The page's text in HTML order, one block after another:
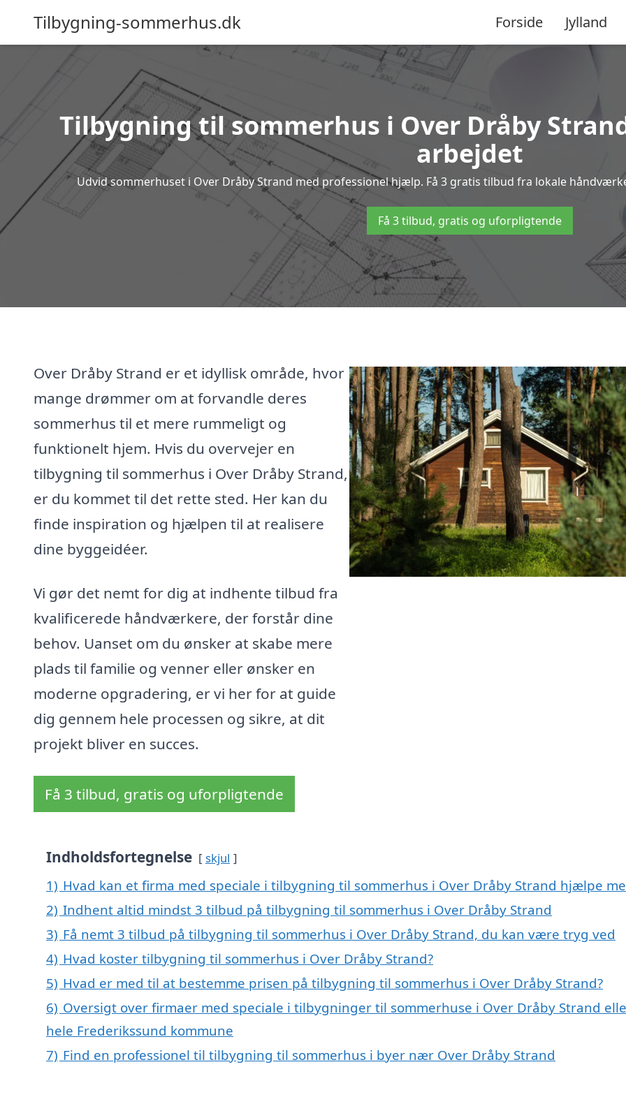
Tilbygning-sommerhus.dk Forside Jylland
Tilbygning til sommerhus i Over Dråby
arbejdet
Udvid sommerhuset i Over Dråby Strand med professionel hjælp. Få 3 gratis tilbud fra lokale
Få 3 tilbud, gratis og uforpligtende
Over Dråby Strand er et idyllisk område, hvor
mange drømmer om at forvandle deres
sommerhus til et mere rummeligt og
funktionelt hjem. Hvis du overvejer en
tilbygning til sommerhus i Over Dråby Strand,
er du kommet til det rette sted. Her kan du
finde inspiration og hjælpen til at realisere
dine byggeidéer.
Vi gør det nemt for dig at indhente tilbud fra
kvalificerede håndværkere, der forstår dine
behov. Uanset om du ønsker at skabe mere
plads til familie og venner eller ønsker en
moderne opgradering, er vi her for at guide
dig gennem hele processen og sikre, at dit
projekt bliver en succes.
Få 3 tilbud, gratis og uforpligtende
Indholdsfortegnelse skjul
1) Hvad kan et firma med speciale i tilbygning til sommerhus i Over Dråby Strand hjælpe
2) Indhent altid mindst 3 tilbud på tilbygning til sommerhus i Over Dråby Strand
3) Få nemt 3 tilbud på tilbygning til sommerhus i Over Dråby Strand, du kan være tryg ved
4) Hvad koster tilbygning til sommerhus i Over Dråby Strand?
5) Hvad er med til at bestemme prisen på tilbygning til sommerhus i Over Dråby Strand?
6) Oversigt over firmaer med speciale i tilbygninger til sommerhuse i Over Dråby Strand
hele Frederikssund kommune
7) Find en professionel til tilbygning til sommerhus i byer nær Over Dråby Strand